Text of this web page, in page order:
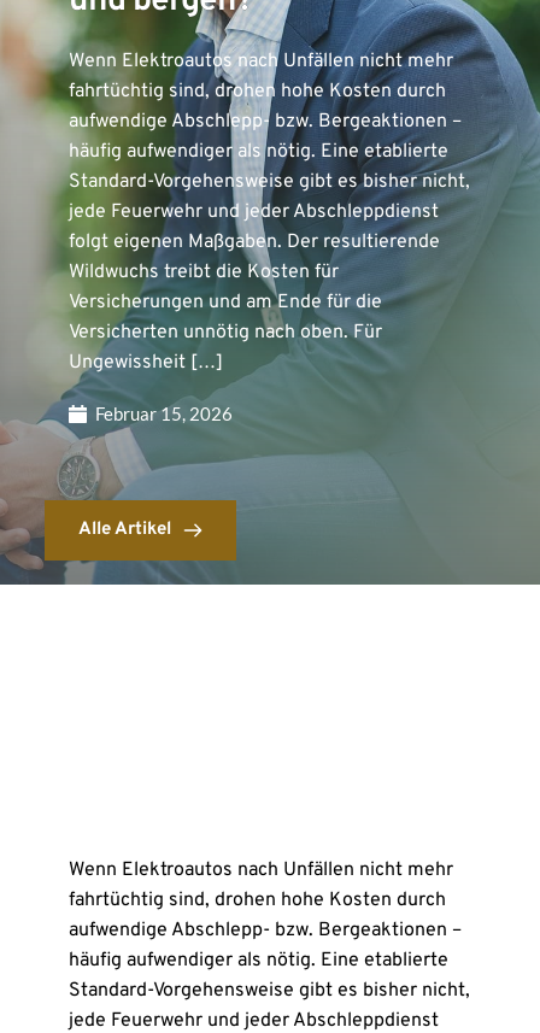
Wenn Elektroautos nach Unfällen nicht mehr
fahrtüchtig sind, drohen hohe Kosten durch
aufwendige Abschlepp- bzw. Bergeaktionen –
häufig aufwendiger als nötig. Eine etablierte
Standard-Vorgehensweise gibt es bisher nicht,
jede Feuerwehr und jeder Abschleppdienst
folgt eigenen Maßgaben. Der resultierende
Wildwuchs treibt die Kosten für
Versicherungen und am Ende für die
Versicherten unnötig nach oben. Für
Ungewissheit […]
Februar 15, 2026
Alle Artikel
Wenn Elektroautos nach Unfällen nicht mehr
fahrtüchtig sind, drohen hohe Kosten durch
aufwendige Abschlepp- bzw. Bergeaktionen –
häufig aufwendiger als nötig. Eine etablierte
Standard-Vorgehensweise gibt es bisher nicht,
jede Feuerwehr und jeder Abschleppdienst